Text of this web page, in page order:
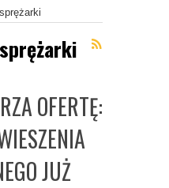
sprężarki
OFERTĘ:
JUŻ